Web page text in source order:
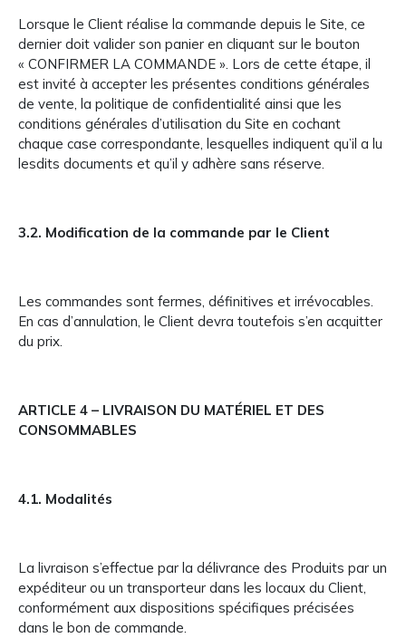
Lorsque le Client réalise la commande depuis le Site, ce
dernier doit valider son panier en cliquant sur le bouton
« CONFIRMER LA COMMANDE ». Lors de cette étape, il
est invité à accepter les présentes conditions générales
de vente, la politique de confidentialité ainsi que les
conditions générales d’utilisation du Site en cochant
chaque case correspondante, lesquelles indiquent qu’il a lu
lesdits documents et qu’il y adhère sans réserve.
3.2. Modification de la commande par le Client
Les commandes sont fermes, définitives et irrévocables.
En cas d’annulation, le Client devra toutefois s’en acquitter
du prix.
ARTICLE 4 – LIVRAISON DU MATÉRIEL ET DES
CONSOMMABLES
4.1. Modalités
La livraison s’effectue par la délivrance des Produits par un
expéditeur ou un transporteur dans les locaux du Client,
conformément aux dispositions spécifiques précisées
dans le bon de commande.